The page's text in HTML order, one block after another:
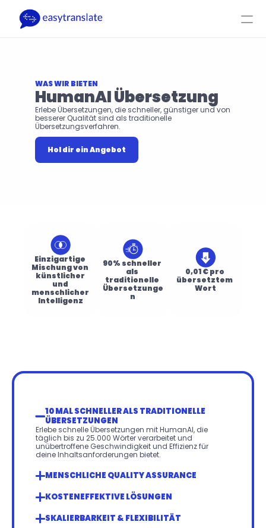
Produkt Ressourcen
WAS WIR BIETEN
HumanAI Übersetzung
Erlebe Übersetzungen, die schneller, günstiger und von
besserer Qualität sind als traditionelle
Übersetzungsverfahren.
Hol dir ein Angebot
Einzigartige
Mischung von
künstlicher
und
menschlicher
Intelligenz
90% schneller
als
traditionelle
Übersetzunge
n
0,01 € pro
übersetztem
Wort
10 MAL SCHNELLER ALS TRADITIONELLE
ÜBERSETZUNGEN
Erlebe schnelle Übersetzungen mit HumanAI, die
täglich bis zu 25.000 Wörter verarbeitet und
unübertroffene Geschwindigkeit und Effizienz für
deine Inhaltsanforderungen bietet.
MENSCHLICHE QUALITY ASSURANCE
KOSTENEFFEKTIVE LÖSUNGEN
SKALIERBARKEIT & FLEXIBILITÄT